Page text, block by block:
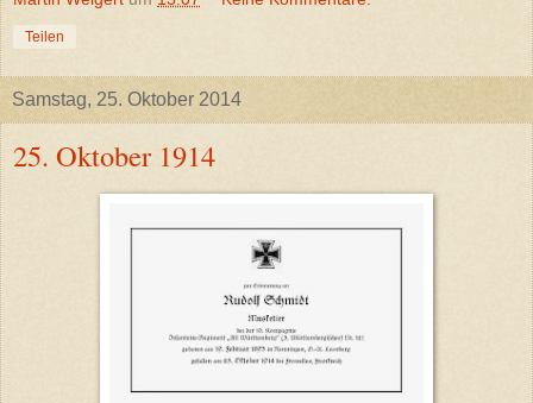
Teilen
Samstag, 25. Oktober 2014
25. Oktober 1914